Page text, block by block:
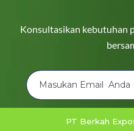
Konsultasikan kebutuhan
PT Berkah